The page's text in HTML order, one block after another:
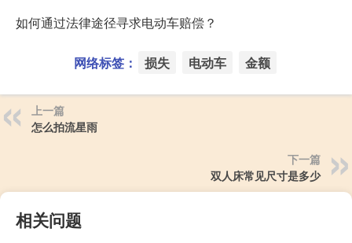
如何通过法律途径寻求电动车赔偿？
网络标签： 损失 电动车 金额
上一篇
怎么拍流星雨
下一篇
双人床常见尺寸是多少
相关问题